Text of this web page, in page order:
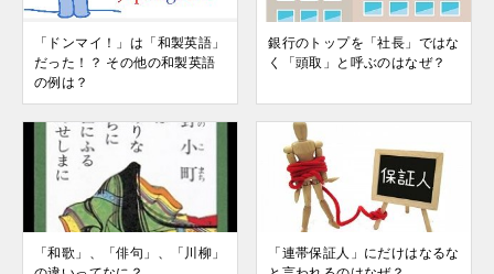
「ドンマイ！」は「和製英語」
だった！？ その他の和製英語
の例は？
銀行のトップを「社長」ではな
く「頭取」と呼ぶのはなぜ？
「和歌」、「俳句」、「川柳」
「連帯保証人」にだけはなるな